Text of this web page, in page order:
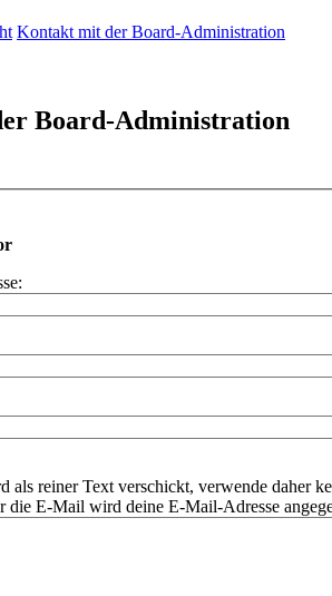
Kontakt mit der Board-Administration
Board-Administration
als reiner Text verschickt, verwende daher
die E-Mail wird deine E-Mail-Adresse